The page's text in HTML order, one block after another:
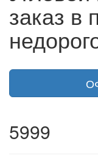
заказ в
5999